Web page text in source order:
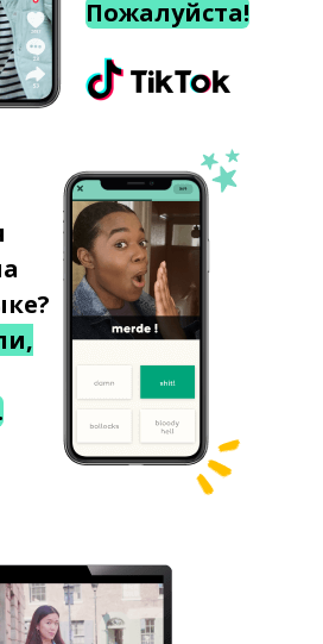
Пожалуйста!